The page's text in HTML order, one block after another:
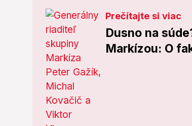
Prečítajte si viac
Dusno na
Markízou: O